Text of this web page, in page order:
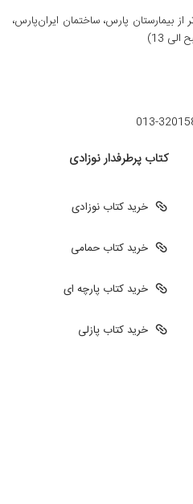
از بیمارستان پارس، ساختمان ایران‌پارس،
کتاب پرطرفدار نوزادی
خرید کتاب نوزادی
خرید کتاب حمامی
خرید کتاب پارچه ای
خرید کتاب پازلی